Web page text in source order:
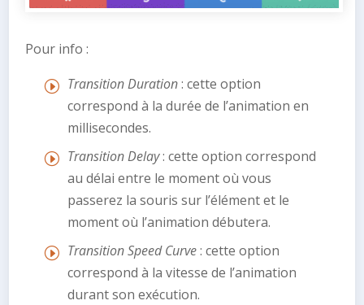
Pour info :
Transition Duration: cette option
correspond à la durée de l’animation en
millisecondes.
Transition Delay: cette option correspond
au délai entre le moment où vous
passerez la souris sur l’élément et le
moment où l’animation débutera.
Transition Speed Curve: cette option
correspond à la vitesse de l’animation
durant son exécution.